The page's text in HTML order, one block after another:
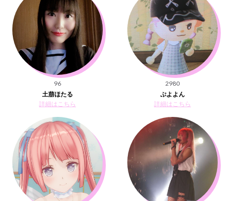
96
土萠ほたる
詳細はこちら
2980
ぷよよん
詳細はこちら